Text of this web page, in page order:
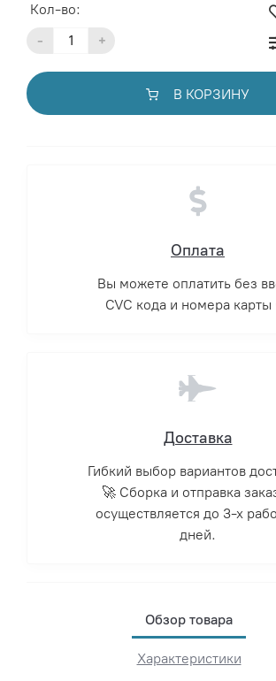
Кол-во:
- +
В КОРЗИНУ
Оплата
Вы можете оплатить без
CVC кода и номера карты
Доставка
Гибкий выбор вариантов
🚀 Сборка и отправка
осуществляется до 3-х
дней.
Обзор товара
Характеристики